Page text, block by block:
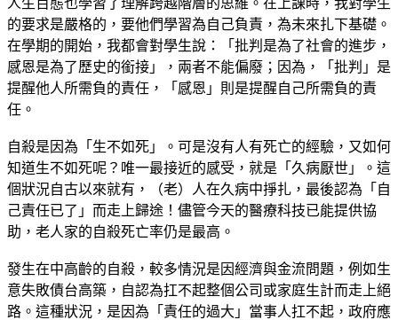
的要求是嚴格的，要他們學習為自己負責，為未來扎下基礎。
在學期的開始，我都會對學生說：「批判是為了社會的進步，
感恩是為了歷史的銜接」，兩者不能偏廢；因為，「批判」是
提醒他人所需負的責任，「感恩」則是提醒自己所需負的責
任。
自殺是因為「生不如死」。可是沒有人有死亡的經驗，又如何
知道生不如死呢？唯一最接近的感受，就是「久病厭世」。這
個狀況自古以來就有，（老）人在久病中掙扎，最後認為「自
己責任已了」而走上歸途！儘管今天的醫療科技已能提供協
助，老人家的自殺死亡率仍是最高。
發生在中高齡的自殺，較多情況是因經濟與金流問題，例如生
意失敗債台高築，自認為扛不起整個公司或家庭生計而走上絕
路。這種狀況，是因為「責任的過大」當事人扛不起，政府應